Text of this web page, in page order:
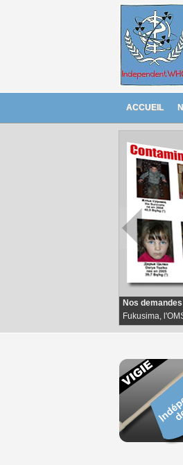
ACCUEIL
Nos
Fukusima,